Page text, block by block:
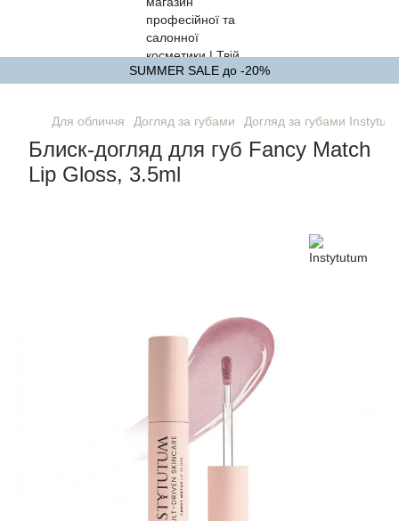
SUMMER SALE до -20%
Для обличчя Догляд за губами Догляд за губами
Блиск-догляд для губ Fancy Match
Lip Gloss, 3.5ml